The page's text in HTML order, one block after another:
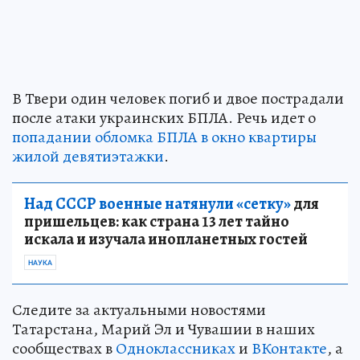
В Твери один человек погиб и двое пострадали
после атаки украинских БПЛА. Речь идет о
попадании обломка БПЛА в окно квартиры
жилой девятиэтажки.
Над СССР военные натянули «сетку»для
пришельцев: как страна 13 лет тайно
искала и изучала инопланетных гостей
НАУКА
Следите за актуальными новостями
Татарстана, Марий Эл и Чувашии в наших
сообществах вОдноклассникахи ВКонтакте, а